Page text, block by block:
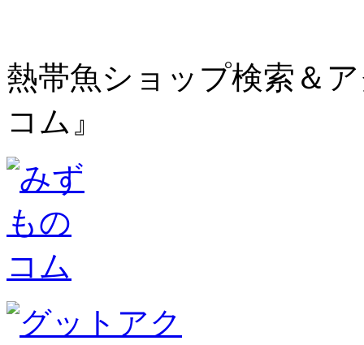
熱帯魚ショップ検索＆
コム』